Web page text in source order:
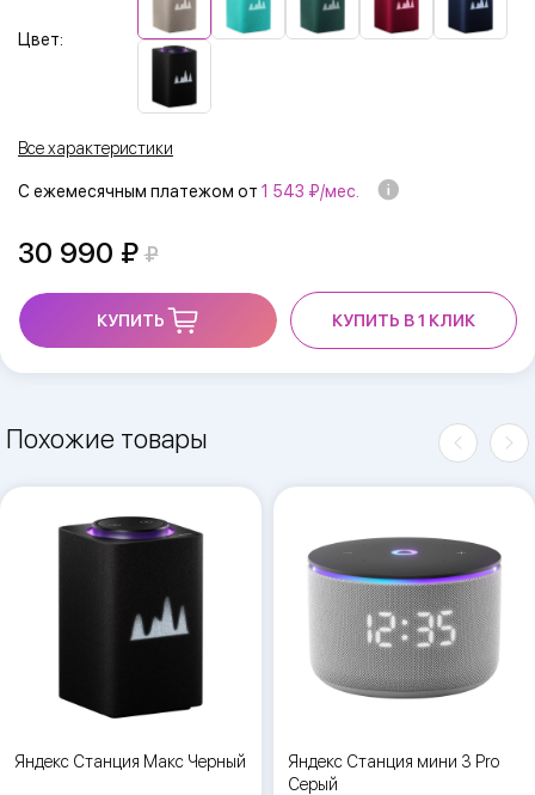
Цвет:
Все характеристики
С ежемесячным платежом от 1 543 ₽/мес.
30 990
КУПИТЬ КУПИТЬ В 1 КЛИК
Похожие товары
Яндекс Станция Макс Черный
Яндекс Станция мини 3 Pro
Серый